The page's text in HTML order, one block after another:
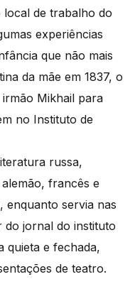
local de trabalho do
experiências
que não mais
da mãe em 1837, o
Mikhail para
no Instituto de
russa,
francês e
enquanto servia nas
do jornal do instituto
quieta e fechada,
de teatro.